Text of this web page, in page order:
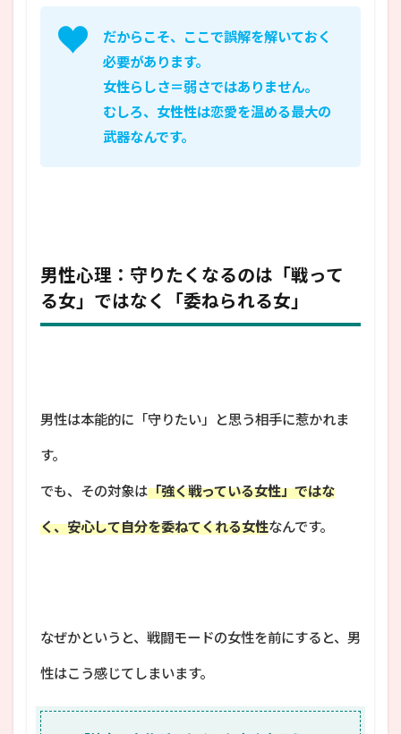
だからこそ、ここで誤解を解いておく
必要があります。
女性らしさ＝弱さではありません。
むしろ、女性性は恋愛を温める最大の
武器なんです。
男性心理：守りたくなるのは「戦って
る女」ではなく「委ねられる女」
男性は本能的に「守りたい」と思う相手に惹かれま
す。
でも、その対象は「強く戦っている女性」ではな
く、安心して自分を委ねてくれる女性なんです。
なぜかというと、戦闘モードの女性を前にすると、男
性はこう感じてしまいます。